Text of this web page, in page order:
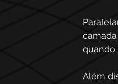
quando
Além